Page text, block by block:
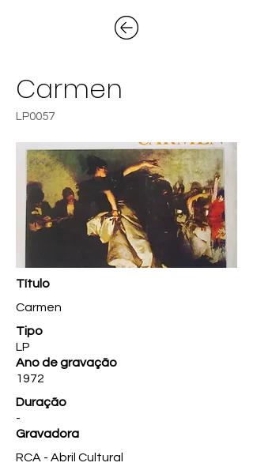
Carmen
LP0057
Título
Carmen
Tipo
LP
Ano de gravação
1972
Duração
-
Gravadora
RCA - Abril Cultural